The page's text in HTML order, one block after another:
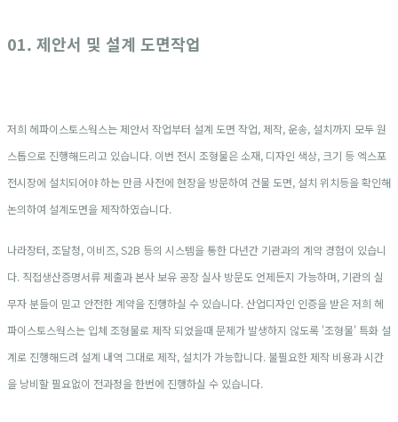
01. 제안서 및 설계 도면작업
저희 헤파이스토스웍스는 제안서 작업부터 설계 도면 작업, 제작, 운송, 설치까지 모두 원
스톱으로 진행해드리고 있습니다. 이번 전시 조형물은 소재, 디자인 색상, 크기 등 엑스포
전시장에 설치되어야 하는 만큼 사전에 현장을 방문하여 건물 도면, 설치 위치등을 확인해
논의하여 설계도면을 제작하였습니다.
나라장터, 조달청, 이비즈, S2B 등의 시스템을 통한 다년간 기관과의 계약 경험이 있습니
다. 직접생산증명서류 제출과 본사 보유 공장 실사 방문도 언제든지 가능하며, 기관의 실
무자 분들이 믿고 안전한 계약을 진행하실 수 있습니다. 산업디자인 인증을 받은 저희 헤
파이스토스웍스는 입체 조형물로 제작 되었을때 문제가 발생하지 않도록 '조형물' 특화 설
계로 진행해드려 설계 내역 그대로 제작, 설치가 가능합니다. 불필요한 제작 비용과 시간
을 낭비할 필요없이 전과정을 한번에 진행하실 수 있습니다.